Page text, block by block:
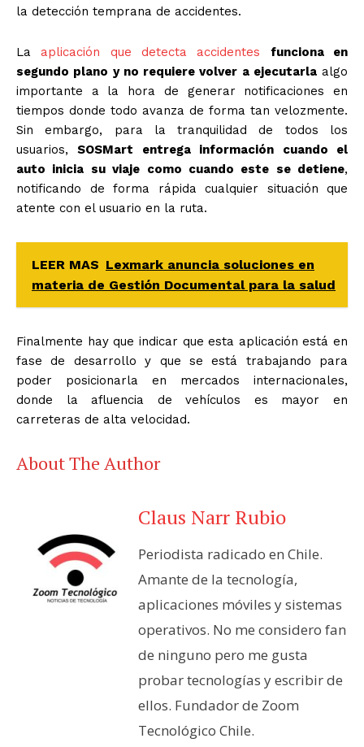
la detección temprana de accidentes.
La aplicación que detecta accidentes
funciona en
segundo plano y no requiere volver a ejecutarlaalgo
importante a la hora de generar notificaciones en
tiempos donde todo avanza de forma tan velozmente.
Sin embargo, para la tranquilidad de todos los
usuarios,SOSMart entrega información cuando el
auto inicia su viaje como cuando este se detiene,
notificando de forma rápida cualquier situación que
atente con el usuario en la ruta.
LEER MAS Lexmark anuncia soluciones en
materia de Gestión Documental para la salud
Finalmente hay que indicar que esta aplicación está en
fase de desarrollo y que se está trabajando para
poder posicionarla en mercados internacionales,
donde la afluencia de vehículos es mayor en
carreteras de alta velocidad.
About The Author
Claus Narr Rubio
Periodista radicado en Chile.
Amante de la tecnología,
aplicaciones móviles y sistemas
operativos. No me considero fan
de ninguno pero me gusta
probar tecnologías y escribir de
ellos. Fundador de Zoom
Tecnológico Chile.